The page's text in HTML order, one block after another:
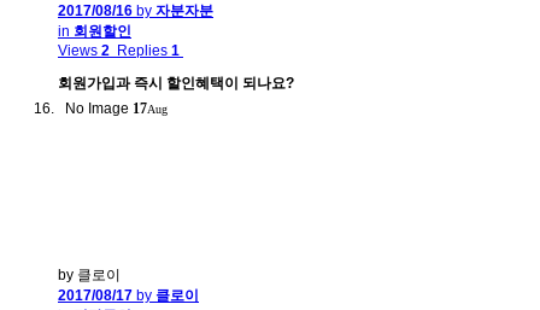
2017/08/16 by 자분자분
in 회원할인
Views 2 Replies 1
회원가입과 즉시 할인혜택이 되나요?
No Image 17Aug
by 클로이
2017/08/17 by 클로이